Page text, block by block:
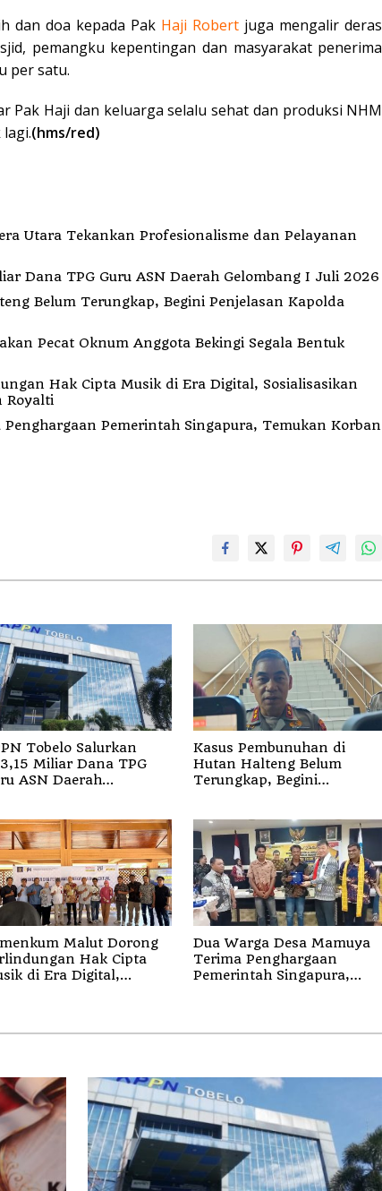
dan doa kepada Pak Haji Robert juga mengalir deras
pemangku kepentingan dan masyarakat penerima
per satu.
Pak Haji dan keluarga selalu sehat dan produksi NHM
(hms/red)
Utara Tekankan Profesionalisme dan Pelayanan
Dana TPG Guru ASN Daerah Gelombang I Juli 2026
Belum Terungkap, Begini Penjelasan Kapolda
Bentuk
Hak Cipta Musik di Era Digital, Sosialisasikan
Royalti
Pemerintah Singapura, Temukan Korban
Tobelo Salurkan
Miliar Dana TPG
ASN Daerah
Kasus Pembunuhan di
Hutan Halteng Belum
Terungkap, Begini
Malut Dorong
Hak Cipta
di Era Digital,
Dua Warga Desa Mamuya
Terima Penghargaan
Pemerintah Singapura,